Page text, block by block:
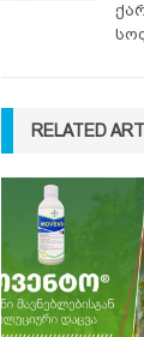
RELATED